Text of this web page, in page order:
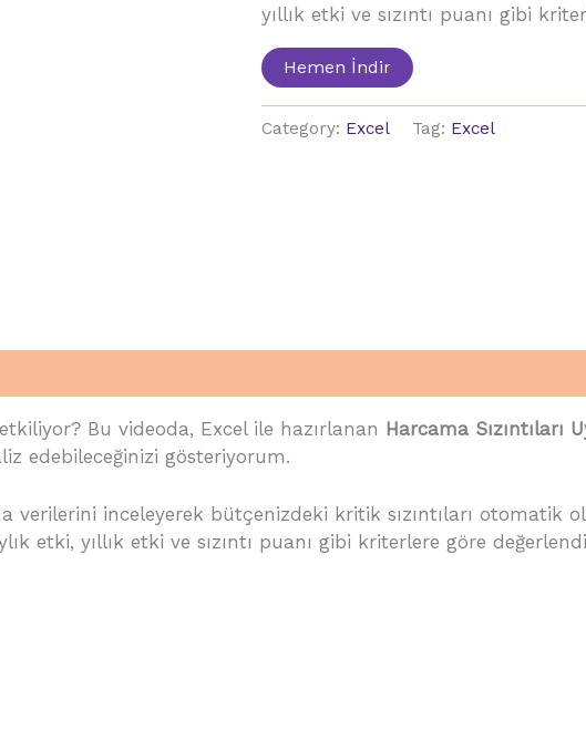
yıllık etki ve sızıntı puanı gibi
Hemen İndir
Category: Excel Tag: Excel
Bu videoda, Excel ile hazırlanan Harcama Sızıntıları
edebileceğinizi gösteriyorum.
verilerini inceleyerek bütçenizdeki kritik sızıntıları otomatik
etki, yıllık etki ve sızıntı puanı gibi kriterlere göre